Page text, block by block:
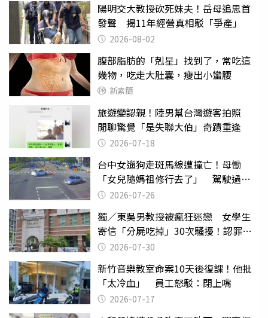
陽明交大教授砍死妹夫！岳母追思首
發聲 揭11年經營真相駁「爭產」
2026-08-02
腹部脂肪的「剋星」找到了，常吃這
幾物，吃走大肚囊，瘦出小蠻腰
新素簡
旅遊變認親！陸男幫台灣遊客拍照
閒聊驚覺「是失聯大伯」奇蹟重逢
2026-07-18
台中女遛狗走斑馬線遭撞亡！母慟
「女兒隨媽祖修行去了」 駕駛過失
致死判9月
2026-07-26
獨／東吳男教授被瘋狂迷戀 女學生
寄信「分屍吃掉」30次騷擾！認罪免
關 2026-07-30
新竹音樂教室命案10天後復課！他批
「太冷血」 員工怒駁：閉上嘴
2026-07-17